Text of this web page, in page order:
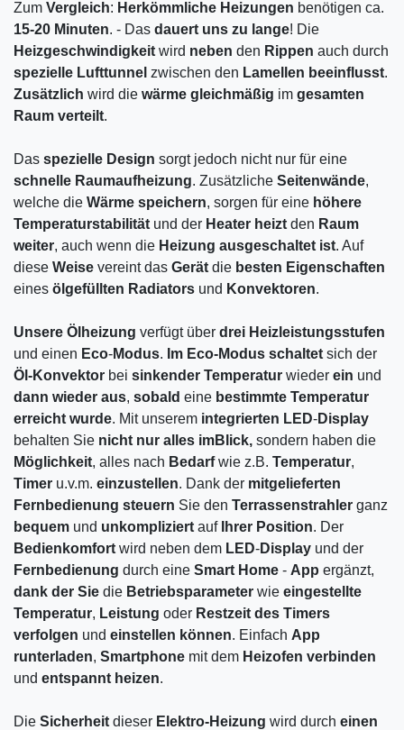
Zum Vergleich: Herkömmliche Heizungen benötigen ca.
15-20 Minuten. - Das dauert uns zu lange! Die
Heizgeschwindigkeit wird neben den Rippen auch durch
spezielle Lufttunnel zwischen den Lamellen beeinflusst.
Zusätzlich wird die wärme gleichmäßig im gesamten
Raum verteilt.
Das spezielle Design sorgt jedoch nicht nur für eine
schnelle Raumaufheizung. Zusätzliche Seitenwände,
welche die Wärme speichern, sorgen für eine höhere
Temperaturstabilität und der Heater heizt den Raum
weiter, auch wenn die Heizung ausgeschaltet ist. Auf
diese Weise vereint das Gerät die besten Eigenschaften
eines ölgefüllten Radiators und Konvektoren.
Unsere Ölheizung verfügt über drei Heizleistungsstufen
und einen Eco-Modus. Im Eco-Modus schaltet sich der
Öl-Konvektor bei sinkender Temperatur wieder ein und
dann wieder aus, sobald eine bestimmte Temperatur
erreicht wurde. Mit unserem integrierten LED-Display
behalten Sie nicht nur alles imBlick, sondern haben die
Möglichkeit, alles nach Bedarfwie z.B. Temperatur,
Timer u.v.m. einzustellen. Dank der mitgelieferten
Fernbedienung steuern Sie den Terrassenstrahler ganz
bequem und unkompliziert auf Ihrer Position. Der
Bedienkomfort wird neben dem LED-Display und der
Fernbedienung durch eine Smart Home - App ergänzt,
dank der Sie die Betriebsparameter wie eingestellte
Temperatur, Leistung oder Restzeit des Timers
verfolgen und einstellen können. Einfach App
runterladen, Smartphone mit dem Heizofen verbinden
und entspannt heizen.
Die Sicherheit dieser Elektro-Heizung wird durch einen